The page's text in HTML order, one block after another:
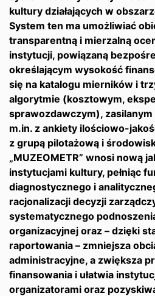
kultury działających w
System ten ma umożliwiać
transparentną i mierzalną
instytucji, powiązaną
określającym wysokość
się na katalogu mierników i
algorytmie (kosztowym,
sprawozdawczym),
m.in. z ankiety ilościowo-
z grupą pilotażową i
„MUZEOMETR” wnosi nową
instytucjami kultury, pełniąc
diagnostycznego i
racjonalizacji decyzji
systematycznego
organizacyjnej oraz – dzięki
raportowania – zmniejsza
administracyjne, a zwiększa
finansowania i ułatwia
organizatorami oraz